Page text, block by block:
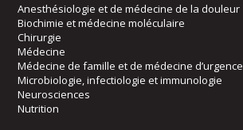
Anesthésiologie et de médecine de la douleur
Biochimie et médecine moléculaire
Chirurgie
Médecine
Médecine de famille et de médecine d’urgence
Microbiologie, infectiologie et immunologie
Neurosciences
Nutrition